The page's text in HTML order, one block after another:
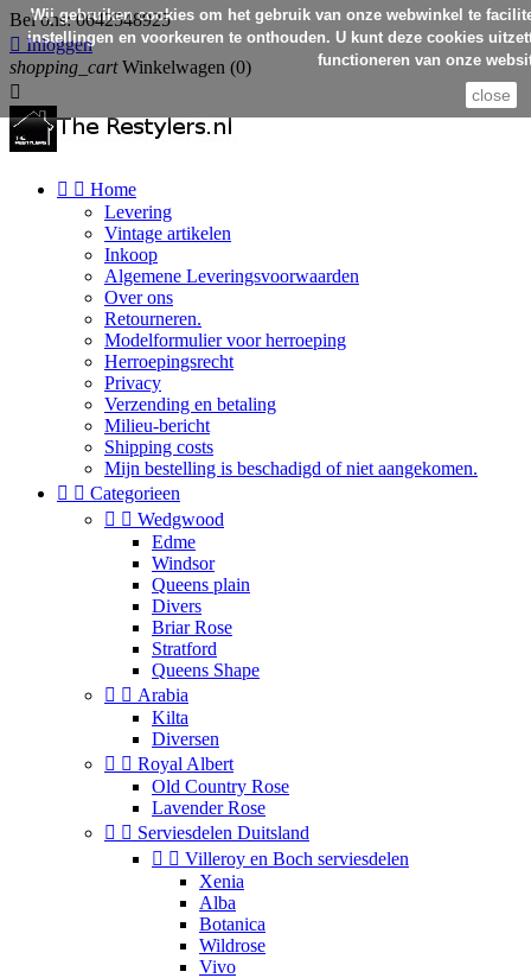
Bel ons:0642548925
 Inloggen
shopping_cart Winkelwagen (0)

  Home
Levering
Vintage artikelen
Inkoop
Algemene Leveringsvoorwaarden
Over ons
Retourneren.
Modelformulier voor herroeping
Herroepingsrecht
Privacy
Verzending en betaling
Milieu-bericht
Shipping costs
Mijn bestelling is beschadigd of niet aangekomen.
  Categorieen
  Wedgwood
Edme
Windsor
Queens plain
Divers
Briar Rose
Stratford
Queens Shape
  Arabia
Kilta
Diversen
  Royal Albert
Old Country Rose
Lavender Rose
  Serviesdelen Duitsland
  Villeroy en Boch serviesdelen
Xenia
Alba
Botanica
Wildrose
Vivo
Wij gebruiken cookies om het gebruik van onze webwinkel te
instellingen en voorkeuren te onthouden. U kunt deze cookies
functioneren van onze
close